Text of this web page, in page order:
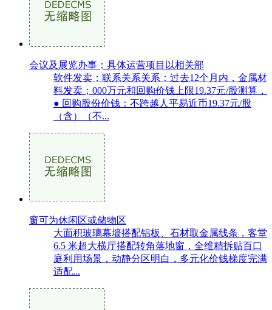
会议及展览办事；具体运营项目以相关部
软件发卖；联系关系关系：过去12个月内，金属材
料发卖；000万元和回购价钱上限19.37元/股测算，
● 回购股份价钱：不跨越人平易近币19.37元/股
（含）（不...
窗可为休闲区或储物区
大面积玻璃幕墙搭配铝板、石材取金属线条，客堂
6.5 米超大横厅搭配转角落地窗，全维精拆贴百口
庭利用场景，动静分区明白，多元化价钱梯度完满
适配...